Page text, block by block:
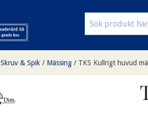
Skruv & Spik / Mässing / TKS Kullrigt huvud